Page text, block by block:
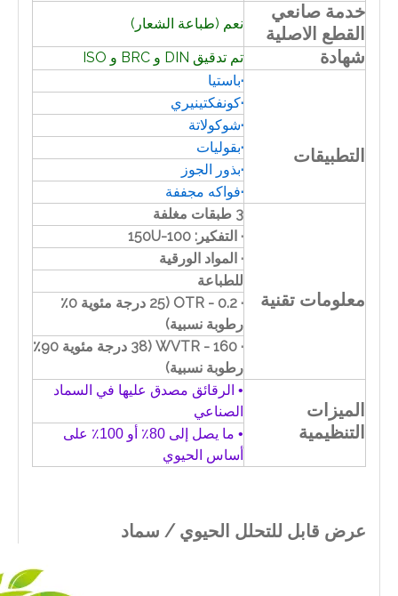
خدمة صانعي
القطع الاصلية
نعم (طباعة الشعار)
شهادة تم تدقيق DIN و BRC و ISO
التطبيقات
·باستيا
·كونفكتينيري
·شوكولاتة
·بقوليات
·بذور الجوز
·فواكه مجففة
معلومات تقنية
3 طبقات مغلفة
· التفكير: 100-150U
· المواد الورقية
للطباعة
· OTR - 0.2 (25 درجة مئوية 0٪
رطوبة نسبية)
· WVTR - 160 (38 درجة مئوية 90٪
رطوبة نسبية)
الميزات
التنظيمية
• الرقائق مصدق عليها في السماد
الصناعي
• ما يصل إلى 80٪ أو 100٪ على
أساس الحيوي
عرض قابل للتحلل الحيوي / سماد